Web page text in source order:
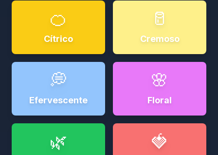
🍊
Cítrico
🥛
Cremoso
💭
Efervescente
🌸
Floral
🌿 🍓